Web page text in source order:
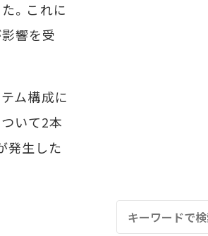
。これに
響を受
ム構成に
いて2本
発生した